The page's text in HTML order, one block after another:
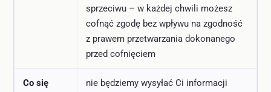
sprzeciwu – w każdej chwili możesz
cofnąć zgodę bez wpływu na zgodność
z prawem przetwarzania dokonanego
przed cofnięciem
Co się
nie będziemy wysyłać Ci informacji